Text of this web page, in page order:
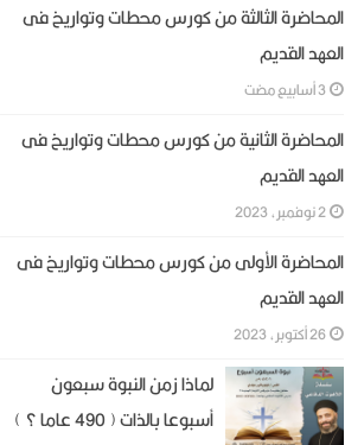
المحاضرة الثالثة من كورس محطات وتواريخ فى
العهد القديم
‏3 أسابيع مضت
المحاضرة الثانية من كورس محطات وتواريخ فى
العهد القديم
2 نوفمبر، 2023
المحاضرة الأولى من كورس محطات وتواريخ فى
العهد القديم
26 أكتوبر، 2023
لماذا زمن النبوة سبعون
أسبوعا بالذات ( 490 عاما ؟ )